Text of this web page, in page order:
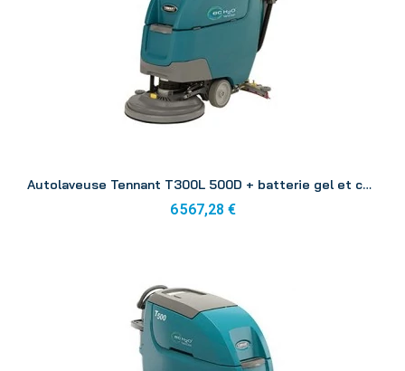
Autolaveuse Tennant T300L 500D + batterie gel et chargeur
6 567,28 €